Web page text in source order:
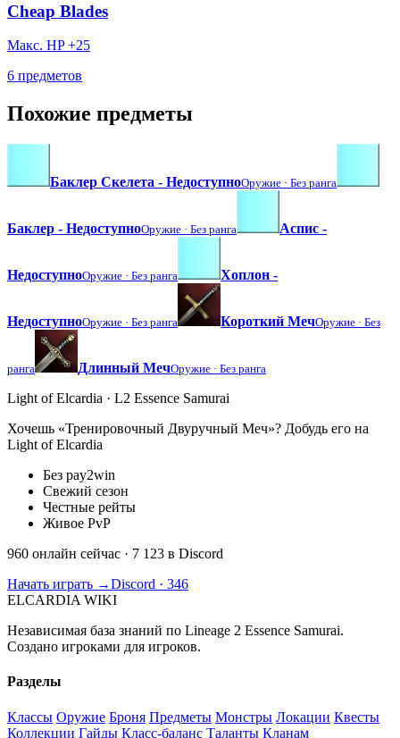
Cheap Blades
Макс. HP +25
6 предметов
Похожие предметы
Баклер Скелета - НедоступноОружие · Без ранга
Баклер - НедоступноОружие · Без ранга Аспис -
НедоступноОружие · Без ранга Хоплон -
НедоступноОружие · Без ранга Короткий МечОружие · Без
ранга Длинный МечОружие · Без ранга
Light of Elcardia · L2 Essence Samurai
Хочешь «Тренировочный Двуручный Меч»? Добудь его на
Light of Elcardia
Без pay2win
Свежий сезон
Честные рейты
Живое PvP
960 онлайн сейчас · 7 123 в Discord
Начать играть →Discord · 346
ELCARDIA WIKI
Независимая база знаний по Lineage 2 Essence Samurai.
Создано игроками для игроков.
Разделы
Классы Оружие Броня Предметы Монстры Локации Квесты
Коллекции Гайды Класс-баланс Таланты Кланам